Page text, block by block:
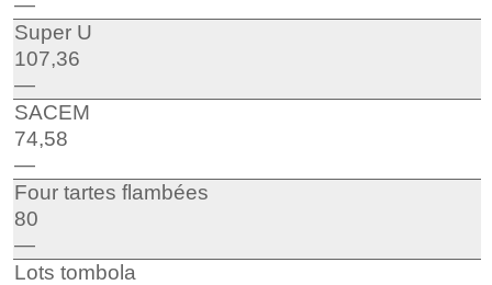
—
Super U
107,36
—
SACEM
74,58
—
Four tartes flambées
80
—
Lots tombola